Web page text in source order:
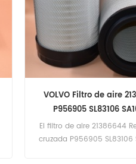
VOLVO Filtro de aire
P956905 SL83106
El filtro de aire 21386644
cruzada P956905 SL83106